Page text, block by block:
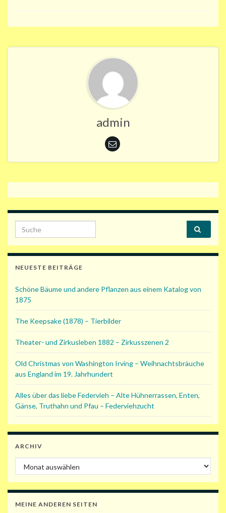
admin
Search for:
NEUESTE BEITRÄGE
Schöne Bäume und andere Pflanzen aus einem Katalog von
1875
The Keepsake (1878) – Tierbilder
Theater- und Zirkusleben 1882 – Zirkusszenen 2
Old Christmas von Washington Irving – Weihnachtsbräuche
aus England im 19. Jahrhundert
Alles über das liebe Federvieh – Alte Hühnerrassen, Enten,
Gänse, Truthahn und Pfau – Federviehzucht
ARCHIV
Archiv
MEINE ANDEREN SEITEN